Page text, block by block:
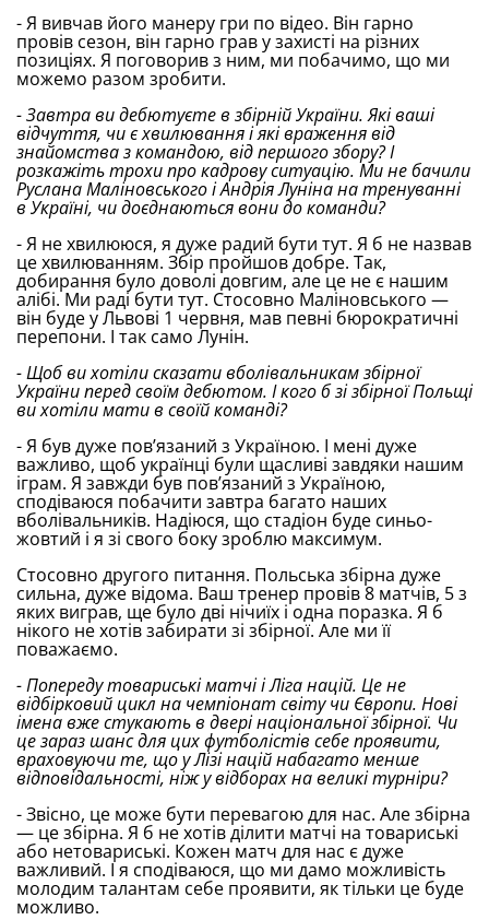
- Я вивчав його манеру гри по відео. Він гарно
провів сезон, він гарно грав у захисті на різних
позиціях. Я поговорив з ним, ми побачимо, що ми
можемо разом зробити.
- Завтра ви дебютуєте в збірній України. Які ваші
відчуття, чи є хвилювання і які враження від
знайомства з командою, від першого збору? І
розкажіть трохи про кадрову ситуацію. Ми не бачили
Руслана Маліновського і Андрія Луніна на тренуванні
в Україні, чи доєднаються вони до команди?
- Я не хвилююся, я дуже радий бути тут. Я б не назвав
це хвилюванням. Збір пройшов добре. Так,
добирання було доволі довгим, але це не є нашим
алібі. Ми раді бути тут. Стосовно Маліновського —
він буде у Львові 1 червня, мав певні бюрократичні
перепони. І так само Лунін.
- Щоб ви хотіли сказати вболівальникам збірної
України перед своїм дебютом. І кого б зі збірної Польщі
ви хотіли мати в своїй команді?
- Я був дуже пов’язаний з Україною. І мені дуже
важливо, щоб українці були щасливі завдяки нашим
іграм. Я завжди був пов’язаний з Україною,
сподіваюся побачити завтра багато наших
вболівальників. Надіюся, що стадіон буде синьо-
жовтий і я зі свого боку зроблю максимум.
Стосовно другого питання. Польська збірна дуже
сильна, дуже відома. Ваш тренер провів 8 матчів, 5 з
яких виграв, ще було дві нічиїх і одна поразка. Я б
нікого не хотів забирати зі збірної. Але ми її
поважаємо.
- Попереду товариські матчі і Ліга націй. Це не
відбірковий цикл на чемпіонат світу чи Європи. Нові
імена вже стукають в двері національної збірної. Чи
це зараз шанс для цих футболістів себе проявити,
враховуючи те, що у Лізі націй набагато менше
відповідальності, ніж у відборах на великі турніри?
- Звісно, це може бути перевагою для нас. Але збірна
— це збірна. Я б не хотів ділити матчі на товариські
або нетовариські. Кожен матч для нас є дуже
важливий. І я сподіваюся, що ми дамо можливість
молодим талантам себе проявити, як тільки це буде
можливо.